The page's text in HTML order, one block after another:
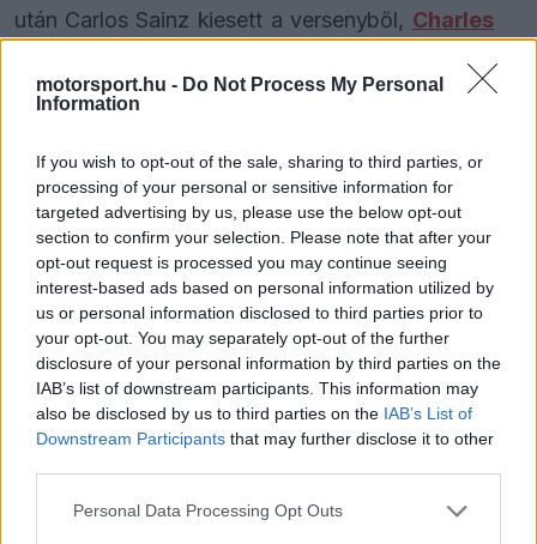
motorsport.hu - Do Not Process My Personal
Information
If you wish to opt-out of the sale, sharing to third parties, or
processing of your personal or sensitive information for
targeted advertising by us, please use the below opt-out
section to confirm your selection. Please note that after your
opt-out request is processed you may continue seeing
interest-based ads based on personal information utilized by
us or personal information disclosed to third parties prior to
your opt-out. You may separately opt-out of the further
disclosure of your personal information by third parties on the
IAB’s list of downstream participants. This information may
also be disclosed by us to third parties on the IAB’s List of
Downstream Participants that may further disclose it to other
Please note that this website/app uses one or more Google
Personal Data Processing Opt Outs
után Carlos Sainz kiesett a versenyből, Charles
pedig a harmadik helyen állva pördült
meg, és végül a hatodik helyen ért célba.
A csapatfőnök Mattia Binotto ezt követően azt
mondta, hogy emelt fővel kell járniuk továbbra
is, és azt gondolja, egy jobb bokszkiállással
Leclerc számára elérhető lehetett volna a
második pozíció.
Player
is
ThisThe media could not be loaded, either because
the server or network failed or because the format